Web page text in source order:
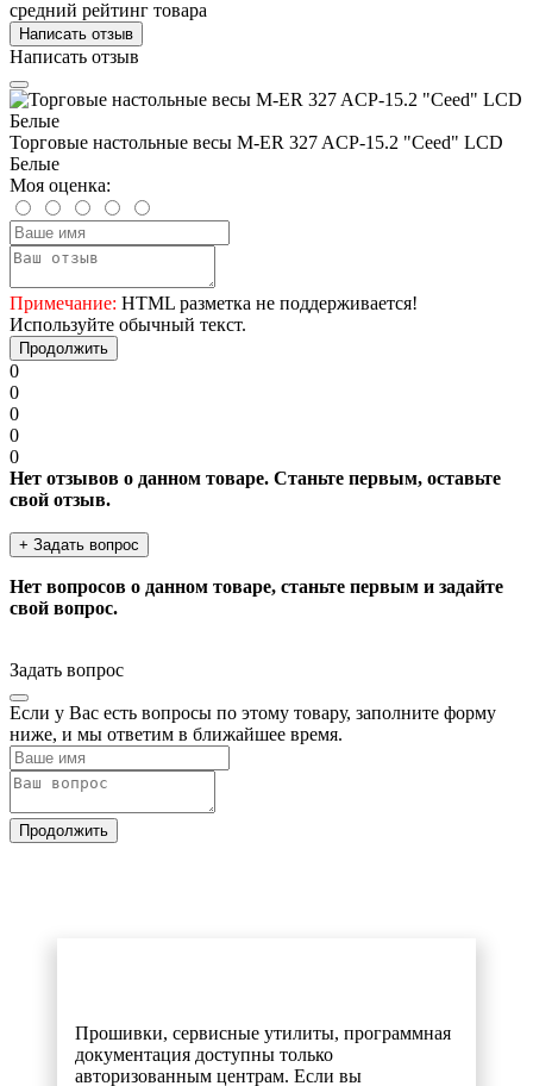
средний рейтинг товара
Написать отзыв
Написать отзыв
Торговые настольные весы M-ER 327 ACP-15.2 "Ceed" LCD
Белые
Моя оценка:
Примечание: HTML разметка не поддерживается!
Используйте обычный текст.
Продолжить
0
0
0
0
0
Нет отзывов о данном товаре. Станьте первым, оставьте
свой отзыв.
+ Задать вопрос
Нет вопросов о данном товаре, станьте первым и задайте
свой вопрос.
Задать вопрос
Если у Вас есть вопросы по этому товару, заполните форму
ниже, и мы ответим в ближайшее время.
Продолжить
Прошивки, сервисные утилиты, программная
документация доступны только
авторизованным центрам. Если вы